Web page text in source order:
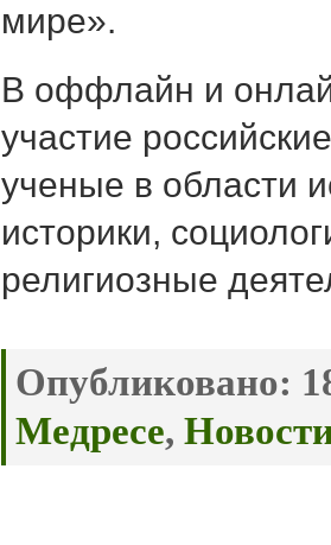
мире».
В оффлайн и
участие
ученые в области
историки,
религиозные
Опубликовано:
Медресе,